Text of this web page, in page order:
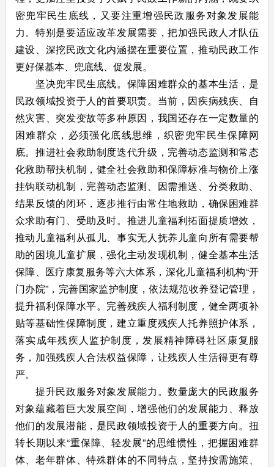
密兜牢民生底线，又要注重增强民政服务对象发展能
力。特别是要适应改革发展需要，把加强民政人才队伍
建设、深挖民政文化内涵摆在重要位置，推动民政工作
更好保基本、兜底线、促发展。
坚决兜牢民生底线。保障困难群众的基本生活，是
民政领域投资于人的首要职责。当前，因疾病残疾、自
然灾害、突发变故等多种原因，我国还存在一定数量的
困难群众，必须强化底线思维，织密兜牢民生保障网
底。推进社会救助制度迭代升级，完善动态监测和常态
化救助帮扶机制，健全社会救助和保障标准与物价上涨
挂钩联动机制，完善动态监测、因需推送、分类救助、
结果反馈的闭环，逐步推行由常住地救助，确保困难群
众求助有门、受助及时。推进儿童福利拓面提质增效，
推动儿童福利从孤儿、事实无人抚养儿童向所有需要帮
助的困境儿童扩展，强化主动发现机制，健全基本生活
保障、医疗康复服务等六大体系，深化儿童福利机构“开
门办院”，完善国家监护制度，依法规范收养登记管理，
提升福利保障水平。完善残疾人福利制度，健全两项补
贴等基础性保障制度，建立重度残疾人托养照护体系，
落实成年残疾人监护制度，发展精神障碍社区康复服
务，加强残疾人合法权益保障，让残疾人生活得更有尊
严。
提升民政服务对象发展能力。数量庞大的民政服务
对象蕴藏着巨大发展空间，增强他们的发展能力、释放
他们的发展潜能，是民政领域投资于人的重要方向。扭
转长期以来“重保障、轻发展”的思维惯性，把握困难群
体、老年群体、特殊群体的不同特点，坚持按需施策、